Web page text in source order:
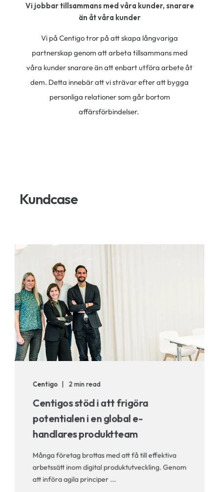
Vi jobbar tillsammans med våra kunder, snarare
än åt våra kunder
Vi på Centigo tror på att skapa långvariga
partnerskap genom att arbeta tillsammans med
våra kunder snarare än att enbart utföra arbete åt
dem. Detta innebär att vi strävar efter att bygga
personliga relationer som går bortom
affärsförbindelser.
Kundcase
Centigo 2 min read
Centigos stöd i att frigöra
potentialen i en global e-
handlares produktteam
Många företag brottas med att få till effektiva
arbetssätt inom digital produktutveckling. Genom
att införa agila principer ...